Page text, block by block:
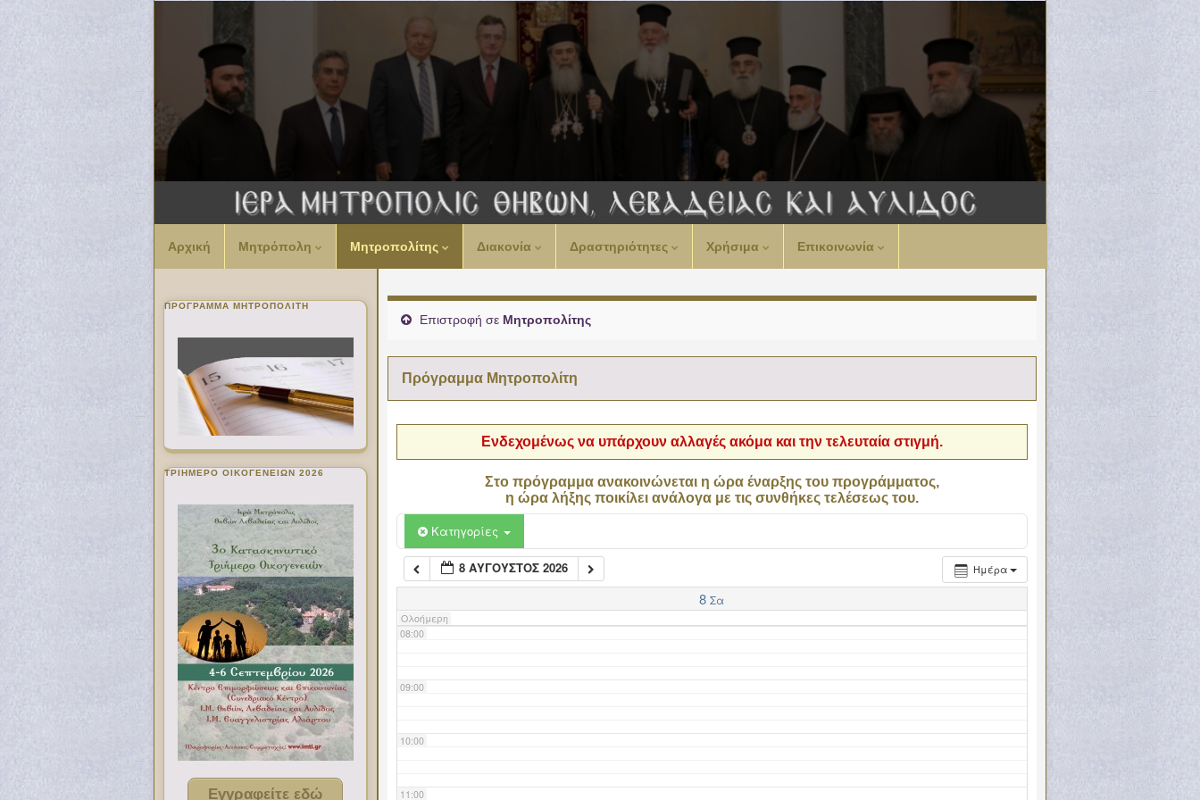
Αρχική Μητρόπολη Μητροπολίτης Διακονία Δραστηριότητες Χρήσιμα Επικοινωνία
Επιστροφή σε Μητροπολίτης
Πρόγραμμα Μητροπολίτη
Ενδεχομένως να υπάρχουν αλλαγές ακόμα και την τελευταία στιγμή.
Στο πρόγραμμα ανακοινώνεται η ώρα έναρξης του προγράμματος,
η ώρα λήξης ποικίλει ανάλογα με τις συνθήκες τελέσεως του.
Κατηγορίες
Ημέρα
8 ΑΎΓΟΥΣΤΟΣ 2026
8 Σα
Ολοήμερη
00:00
02:00
06:00
07:00
08:00
09:00
10:00
11:00
ΠΡΌΓΡΑΜΜΑ ΜΗΤΡΟΠΟΛΊΤΗ
ΤΡΙΗΜΕΡΟ ΟΙΚΟΓΕΝΕΙΩΝ 2026
Εγγραφείτε εδώ